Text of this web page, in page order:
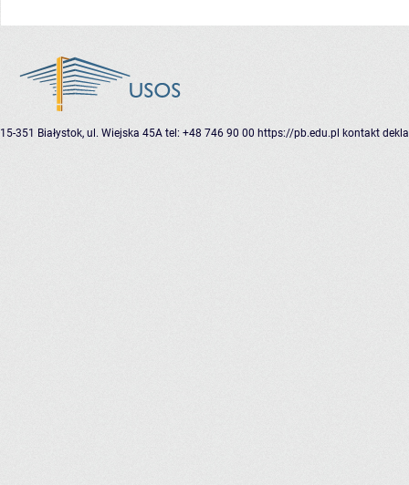
15-351 Białystok, ul. Wiejska 45A tel: +48 746 90 00 https://pb.edu.pl kontakt